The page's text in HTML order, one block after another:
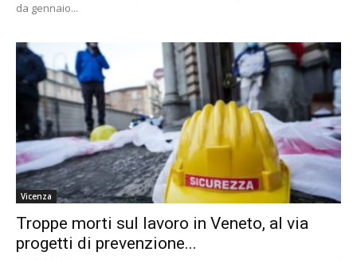
da gennaio...
Vicenza
Troppe morti sul lavoro in Veneto, al via
progetti di prevenzione...